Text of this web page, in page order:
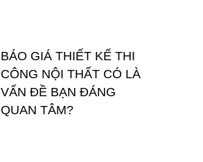
BÁO GIÁ THIẾT KẾ THI
CÔNG NỘI THẤT CÓ LÀ
VẤN ĐỀ BẠN ĐÁNG
QUAN TÂM?